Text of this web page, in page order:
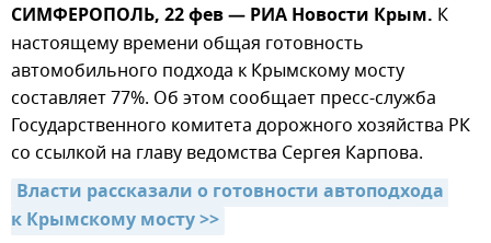
СИМФЕРОПОЛЬ, 22 фев — РИА Новости Крым. К
настоящему времени общая готовность
автомобильного подхода к Крымскому мосту
составляет 77%. Об этом сообщает пресс-служба
Государственного комитета дорожного хозяйства РК
со ссылкой на главу ведомства Сергея Карпова.
Власти рассказали о готовности автоподхода
к Крымскому мосту >>